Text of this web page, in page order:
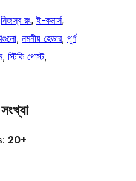
নিজস্ব রং, ই-কমার্স
, নমনীয় হেডার, পূর্ণ
, স্টিকি পোস্ট
20+